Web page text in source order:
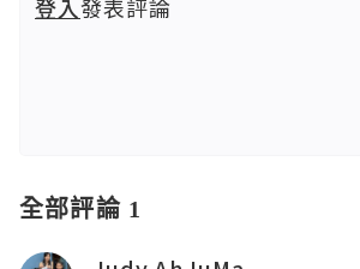
登入發表評論
全部評論 1